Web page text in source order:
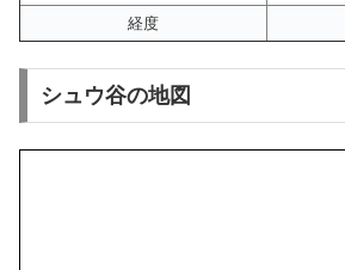
経度
シュウ谷の地図